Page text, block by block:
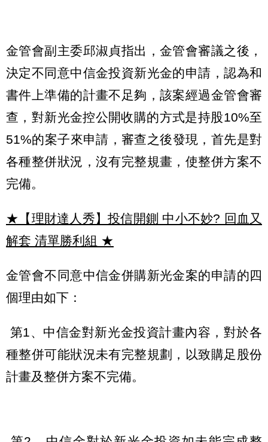
金管會副主委邱淑貞指出，金管會審議之後，
決定不同意中信金投資新光金的申請，認為和
書件上準備的計畫不足夠，該案經過金管會審
查，對新光金控公開收購的方式是持股10%至
51%的案子來申請，審查之後發現，首先是對
各種整併狀況，沒有完整規畫，使整併方案不
完備。
★【理財達人秀】投信開鍘 中小不妙? 回血又
解套 清單勝利組 ★
金管會不同意中信金併購新光金案的申請的四
個理由如下：
第1、中信金對新光金投資計畫內容，對於各
種整併可能狀況未有完整規劃，以致購足股份
計畫及整併方案不完備。